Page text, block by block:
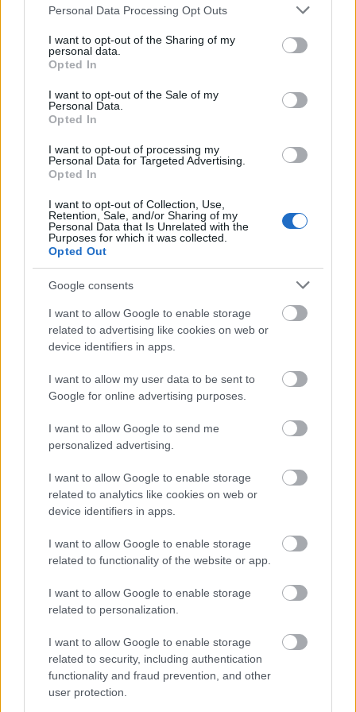
Please note that this website/app uses one or more Google
not limited to your visit or usage behaviour. You may click to
grant or deny consent to Google and its third-party tags to
use your data for below specified purposes in below Google
consent section.
Personal Data Processing Opt Outs
I want to opt-out of the Sharing of my
personal data.
Opted In
I want to opt-out of the Sale of my
Personal Data.
Opted In
I want to opt-out of processing my
Personal Data for Targeted Advertising.
Opted In
I want to opt-out of Collection, Use,
Retention, Sale, and/or Sharing of my
Personal Data that Is Unrelated with the
Purposes for which it was collected.
Opted Out
Google consents
I want to allow Google to enable storage
related to advertising like cookies on web or
device identifiers in apps.
I want to allow my user data to be sent to
Google for online advertising purposes.
I want to allow Google to send me
personalized advertising.
I want to allow Google to enable storage
related to analytics like cookies on web or
device identifiers in apps.
I want to allow Google to enable storage
related to functionality of the website or app.
I want to allow Google to enable storage
related to personalization.
I want to allow Google to enable storage
related to security, including authentication
functionality and fraud prevention, and other
user protection.
Fáklyafényben tárul fel Székesfehérvár történelmi
Harmonia Albensis: négy nyári koncerttel tölti meg
Székesfehérvár templomait
Helyi hírek